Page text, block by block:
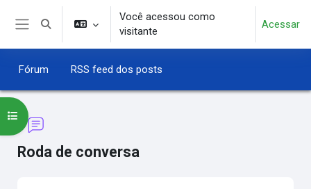
Ir para o conteúdo principal
Alternar entrada de pesquisa
Você acessou como
visitante
Acessar
Fórum RSS feed dos posts
Roda de conversa
Abrir índice do curso